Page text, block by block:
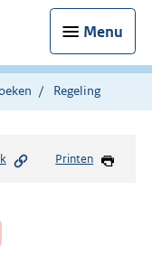
Menu
Regeling
Printen